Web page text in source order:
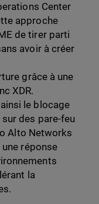
Center
approche
de tirer parti
avoir à créer
grâce à une
XDR.
le blocage
des pare-feu
Alto Networks
réponse
la